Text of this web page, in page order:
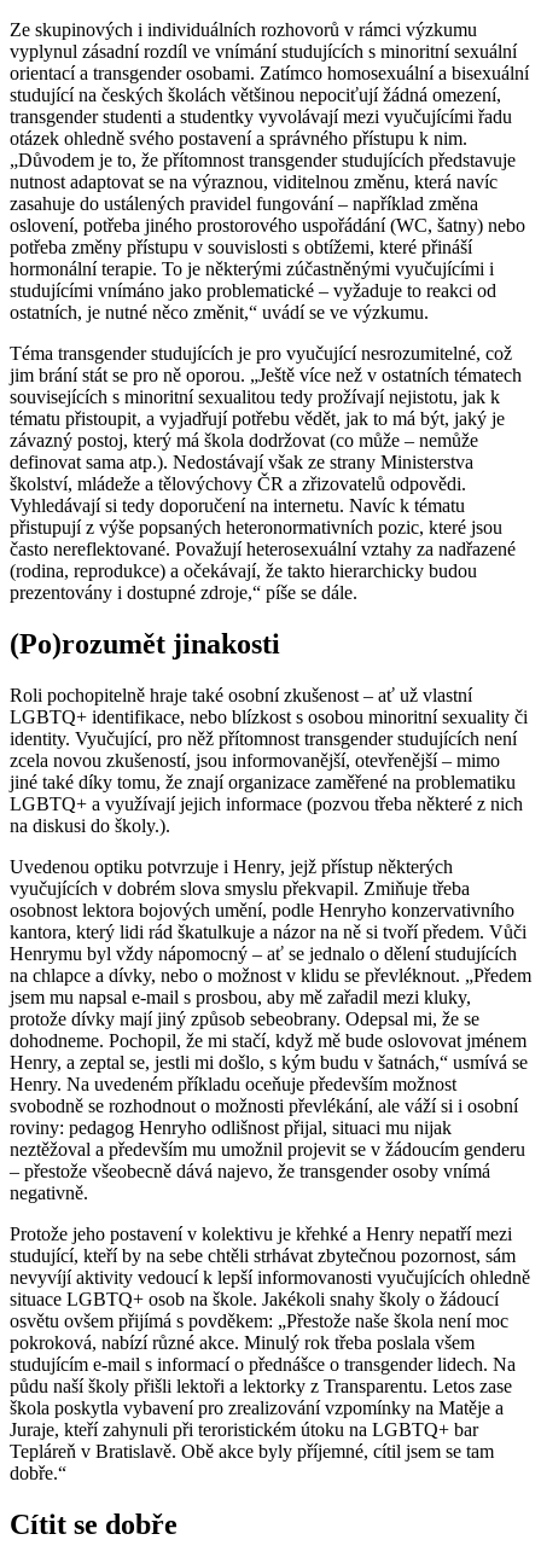
Ze skupinových i individuálních rozhovorů v rámci výzkumu
vyplynul zásadní rozdíl ve vnímání studujících s minoritní sexuální
orientací a transgender osobami. Zatímco homosexuální a bisexuální
studující na českých školách většinou nepociťují žádná omezení,
transgender studenti a studentky vyvolávají mezi vyučujícími řadu
otázek ohledně svého postavení a správného přístupu k nim.
„Důvodem je to, že přítomnost transgender studujících představuje
nutnost adaptovat se na výraznou, viditelnou změnu, která navíc
zasahuje do ustálených pravidel fungování – například změna
oslovení, potřeba jiného prostorového uspořádání (WC, šatny) nebo
potřeba změny přístupu v souvislosti s obtížemi, které přináší
hormonální terapie. To je některými zúčastněnými vyučujícími i
studujícími vnímáno jako problematické – vyžaduje to reakci od
ostatních, je nutné něco změnit,“ uvádí se ve výzkumu.
Téma transgender studujících je pro vyučující nesrozumitelné, což
jim brání stát se pro ně oporou. „Ještě více než v ostatních tématech
souvisejících s minoritní sexualitou tedy prožívají nejistotu, jak k
tématu přistoupit, a vyjadřují potřebu vědět, jak to má být, jaký je
závazný postoj, který má škola dodržovat (co může – nemůže
definovat sama atp.). Nedostávají však ze strany Ministerstva
školství, mládeže a tělovýchovy ČR a zřizovatelů odpovědi.
Vyhledávají si tedy doporučení na internetu. Navíc k tématu
přistupují z výše popsaných heteronormativních pozic, které jsou
často nereflektované. Považují heterosexuální vztahy za nadřazené
(rodina, reprodukce) a očekávají, že takto hierarchicky budou
prezentovány i dostupné zdroje,“ píše se dále.
(Po)rozumět jinakosti
Roli pochopitelně hraje také osobní zkušenost – ať už vlastní
LGBTQ+ identifikace, nebo blízkost s osobou minoritní sexuality či
identity. Vyučující, pro něž přítomnost transgender studujících není
zcela novou zkušeností, jsou informovanější, otevřenější – mimo
jiné také díky tomu, že znají organizace zaměřené na problematiku
LGBTQ+ a využívají jejich informace (pozvou třeba některé z nich
na diskusi do školy.).
Uvedenou optiku potvrzuje i Henry, jejž přístup některých
vyučujících v dobrém slova smyslu překvapil. Zmiňuje třeba
osobnost lektora bojových umění, podle Henryho konzervativního
kantora, který lidi rád škatulkuje a názor na ně si tvoří předem. Vůči
Henrymu byl vždy nápomocný – ať se jednalo o dělení studujících
na chlapce a dívky, nebo o možnost v klidu se převléknout. „Předem
jsem mu napsal e-mail s prosbou, aby mě zařadil mezi kluky,
protože dívky mají jiný způsob sebeobrany. Odepsal mi, že se
dohodneme. Pochopil, že mi stačí, když mě bude oslovovat jménem
Henry, a zeptal se, jestli mi došlo, s kým budu v šatnách,“ usmívá se
Henry. Na uvedeném příkladu oceňuje především možnost
svobodně se rozhodnout o možnosti převlékání, ale váží si i osobní
roviny: pedagog Henryho odlišnost přijal, situaci mu nijak
neztěžoval a především mu umožnil projevit se v žádoucím genderu
– přestože všeobecně dává najevo, že transgender osoby vnímá
negativně.
Protože jeho postavení v kolektivu je křehké a Henry nepatří mezi
studující, kteří by na sebe chtěli strhávat zbytečnou pozornost, sám
nevyvíjí aktivity vedoucí k lepší informovanosti vyučujících ohledně
situace LGBTQ+ osob na škole. Jakékoli snahy školy o žádoucí
osvětu ovšem přijímá s povděkem: „Přestože naše škola není moc
pokroková, nabízí různé akce. Minulý rok třeba poslala všem
studujícím e-mail s informací o přednášce o transgender lidech. Na
půdu naší školy přišli lektoři a lektorky z Transparentu. Letos zase
škola poskytla vybavení pro zrealizování vzpomínky na Matěje a
Juraje, kteří zahynuli při teroristickém útoku na LGBTQ+ bar
Tepláreň v Bratislavě. Obě akce byly příjemné, cítil jsem se tam
dobře.“
Cítit se dobře